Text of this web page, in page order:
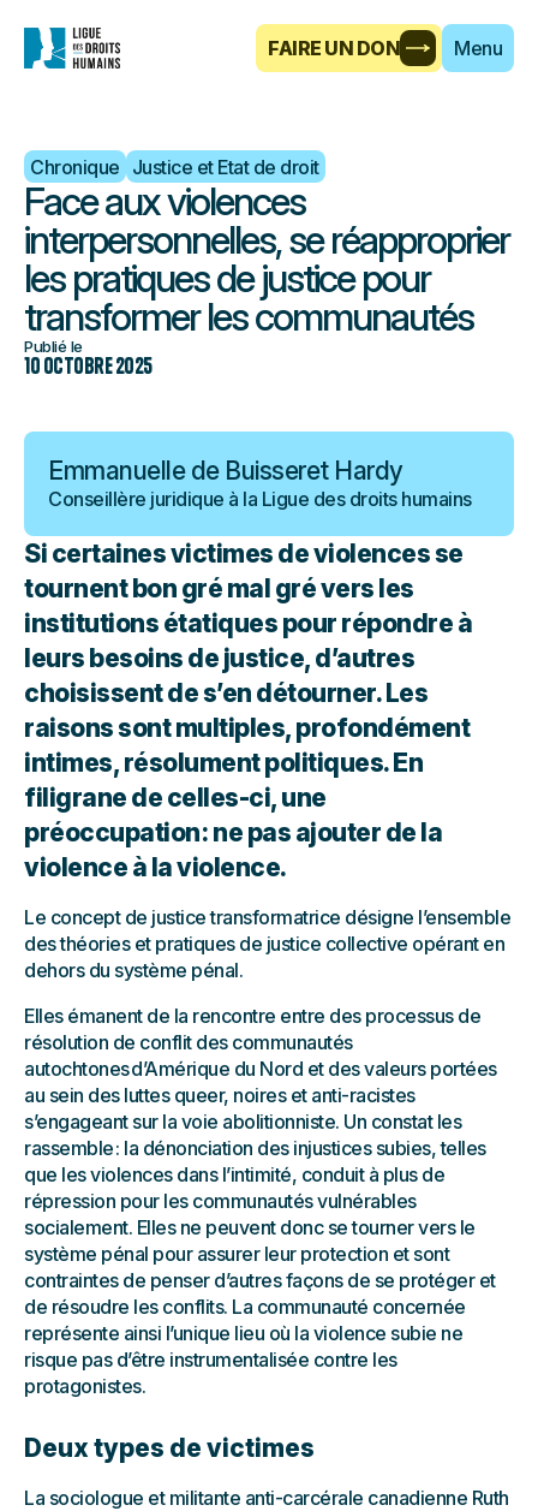
FAIRE UN DON Menu
Chronique Justice et Etat de droit
Face aux violences
interpersonnelles, se réapproprier
les pratiques de justice pour
transformer les communautés
Publié le
10 octobre 2025
Emmanuelle de Buisseret Hardy
Conseillère juridique à la Ligue des droits humains
Si certaines victimes de violences se
tournent bon gré mal gré vers les
institutions étatiques pour répondre à
leurs besoins de justice, d’autres
choisissent de s’en détourner. Les
raisons sont multiples, profondément
intimes, résolument politiques. En
filigrane de celles-ci, une
préoccupation : ne pas ajouter de la
violence à la violence.
Le concept de justice transformatrice désigne l’ensemble
des théories et pratiques de justice collective opérant en
dehors du système pénal.
Elles émanent de la rencontre entre des processus de
résolution de conflit des communautés
autochtones d’Amérique du Nord et des valeurs portées
au sein des luttes queer, noires et anti-racistes
s’engageant sur la voie abolitionniste. Un constat les
rassemble : la dénonciation des injustices subies, telles
que les violences dans l’intimité, conduit à plus de
répression pour les communautés vulnérables
socialement. Elles ne peuvent donc se tourner vers le
système pénal pour assurer leur protection et sont
contraintes de penser d’autres façons de se protéger et
de résoudre les conflits. La communauté concernée
représente ainsi l’unique lieu où la violence subie ne
risque pas d’être instrumentalisée contre les
protagonistes.
Deux types de victimes
La sociologue et militante anti-carcérale canadienne Ruth